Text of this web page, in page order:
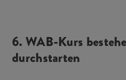
6. WAB-Kurs
durchstarten